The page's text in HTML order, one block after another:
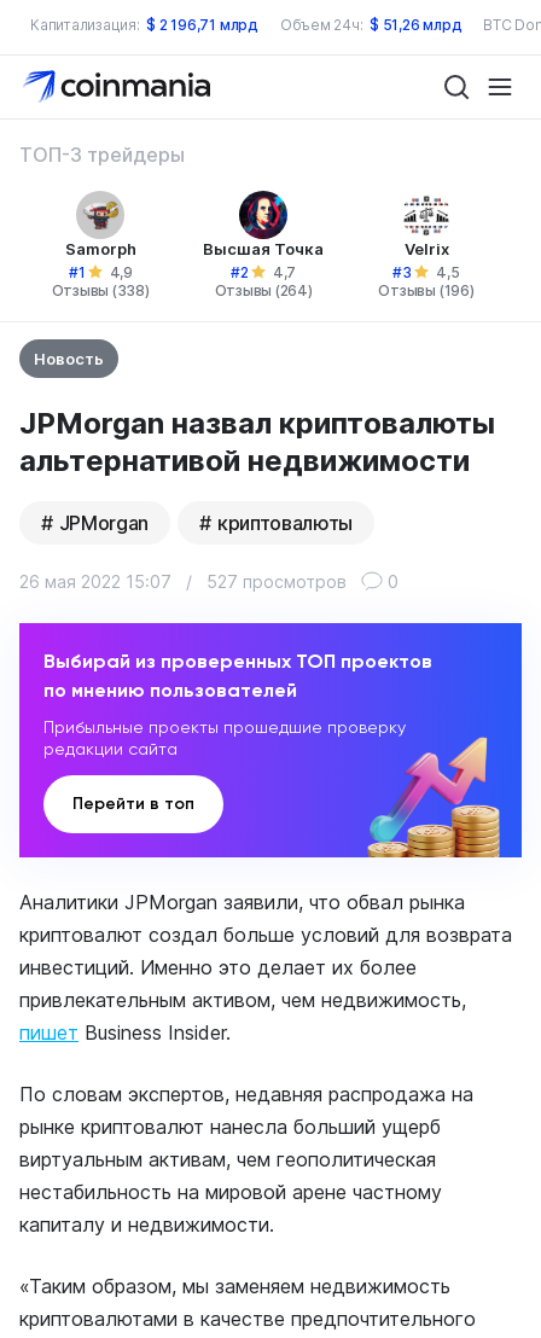
Капитализация: $ 2 196,71 млрд Объем 24ч: $ 51,26 млрд BTC
ТОП-3 трейдеры
Samorph
#1
4,9
Отзывы (338)
Высшая Точка
#2
4,7
Отзывы (264)
Velrix
#3
4,5
Отзывы (196)
Новость
JPMorgan назвал криптовалюты
альтернативой недвижимости
JPMorgan криптовалюты
26 мая 2022 15:07 / 527 просмотров 0
Выбирай из проверенных ТОП проектов
по мнению пользователей
Прибыльные проекты прошедшие проверку
редакции сайта
Перейти в топ
Аналитики JPMorgan заявили, что обвал рынка
криптовалют создал больше условий для возврата
инвестиций. Именно это делает их более
привлекательным активом, чем недвижимость,
пишет Business Insider.
По словам экспертов, недавняя распродажа на
рынке криптовалют нанесла больший ущерб
виртуальным активам, чем геополитическая
нестабильность на мировой арене частному
капиталу и недвижимости.
«Таким образом, мы заменяем недвижимость
криптовалютами в качестве предпочтительного